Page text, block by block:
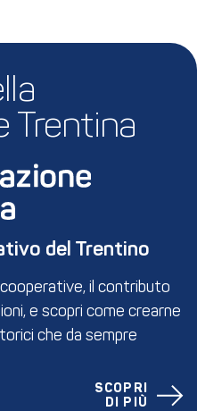
Trentina
del Trentino
il contributo
e scopri come crearne
che da sempre
SCOPRI
DI PIÙ